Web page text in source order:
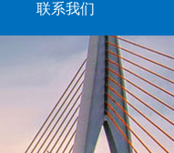
联系我们